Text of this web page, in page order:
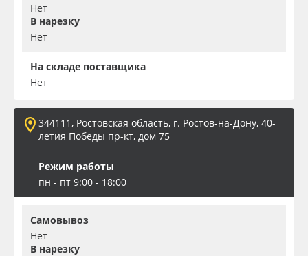
Нет
В нарезку
Нет
На складе поставщика
Нет
344111, Ростовская область, г. Ростов-на-Дону, 40-
летия Победы пр-кт, дом 75
Режим работы
пн - пт 9:00 - 18:00
Самовывоз
Нет
В нарезку